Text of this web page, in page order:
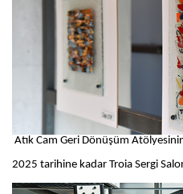
Atık Cam Geri Dönüşüm
2025 tarihine kadar Troia Sergi